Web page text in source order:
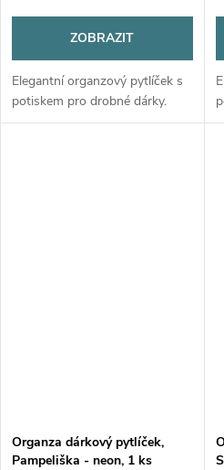
ZOBRAZIT
Elegantní organzový pytlíček s
potiskem pro drobné dárky.
Organza dárkový pytlíček,
Pampeliška - neon, 1 ks